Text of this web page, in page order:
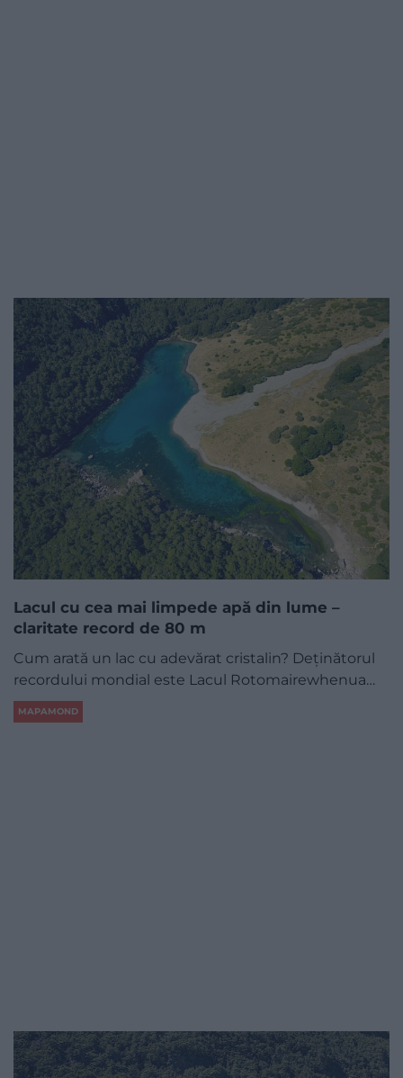
Lacul cu cea mai limpede apă din lume –
claritate record de 80 m
Cum arată un lac cu adevărat cristalin? Deținătorul
recordului mondial este Lacul Rotomairewhenua…
MAPAMOND